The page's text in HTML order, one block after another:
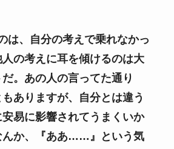
は、自分の考えで乗れなかっ
の考えに耳を傾けるのは大
。あの人の言ってた通り
ありますが、自分とは違う
易に影響されてうまくいか
んか、『ああ……』という気